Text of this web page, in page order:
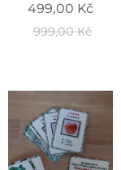
499,00 Kč
999,00Kč